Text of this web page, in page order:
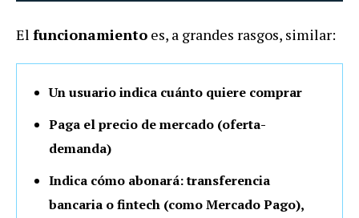
El funcionamiento es, a grandes rasgos, similar:
Un usuario indica cuánto quiere comprar
Paga el precio de mercado (oferta-
demanda)
Indica cómo abonará: transferencia
bancaria o fintech (como Mercado Pago),